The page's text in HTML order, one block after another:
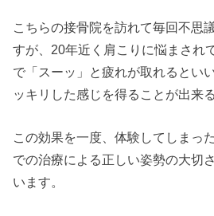
こちらの接骨院を訪れて毎回不思
すが、20年近く肩こりに悩まされ
で「スーッ」と疲れが取れるとい
ッキリした感じを得ることが出来
この効果を一度、体験してしまっ
での治療による正しい姿勢の大切
います。